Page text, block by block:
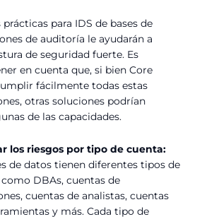
para IDS de bases de
de auditoría le ayudarán a
de seguridad fuerte. Es
en cuenta que, si bien Core
fácilmente todas estas
otras soluciones podrían
de las capacidades.
los riesgos por tipo de cuenta:
de datos tienen diferentes tipos de
DBAs, cuentas de
cuentas de analistas, cuentas
y más. Cada tipo de